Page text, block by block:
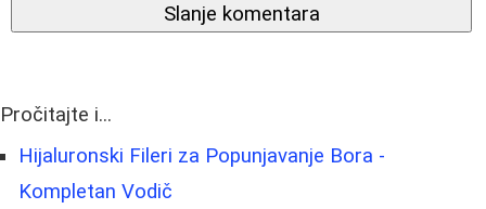
Slanje komentara
Pročitajte i...
Hijaluronski Fileri za Popunjavanje Bora -
Kompletan Vodič